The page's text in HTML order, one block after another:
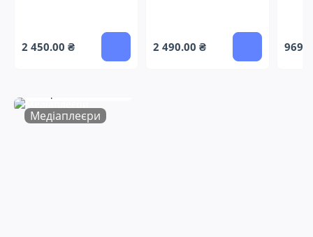
2 450.00 ₴ 2 490.00 ₴
Медіаплеєри